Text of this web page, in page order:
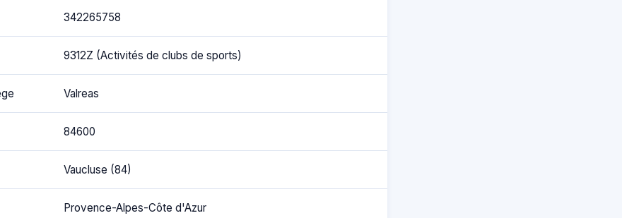
342265758
9312Z (Activités de clubs de sports)
Valreas
84600
Vaucluse (84)
Provence-Alpes-Côte d'Azur